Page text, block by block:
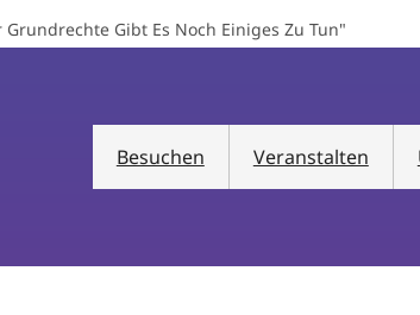
Grundrechte Gibt Es Noch Einiges Zu Tun"
Besuchen Veranstalten